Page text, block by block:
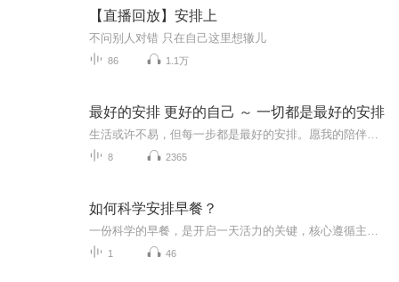
【直播回放】安排上
不问别人对错 只在自己这里想辙儿
86 1.1万
最好的安排 更好的自己 ～ 一切都是最好的安排
8 2365
如何科学安排早餐？
1 46